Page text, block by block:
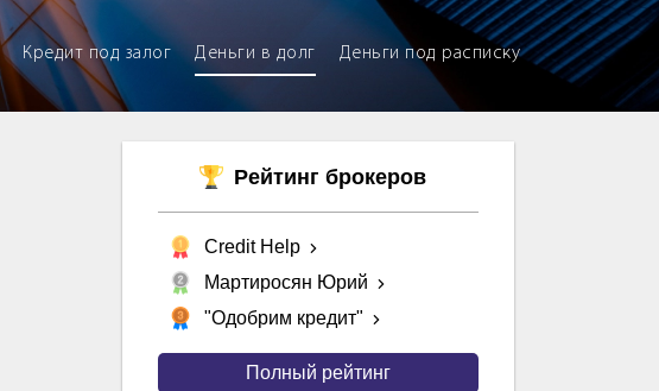
Кредит под залог Деньги в долг Деньги под расписку
Рейтинг брокеров
Credit Help
Мартиросян Юрий
"Одобрим кредит"
Полный рейтинг